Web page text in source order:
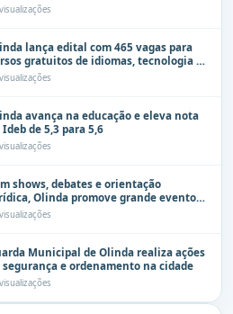
lança edital com 465 vagas para
gratuitos de idiomas, tecnologia e
avança na educação e eleva nota
Ideb de 5,3 para 5,6
shows, debates e orientação
Olinda promove grande evento
combate à violência contra a mulher
sábado (8)
Municipal de Olinda realiza ações
segurança e ordenamento na cidade